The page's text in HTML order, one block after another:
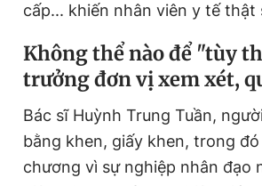
cấp... khiến nhân viên y tế thật
Không thể nào để "tùy
trưởng đơn vị xem xét,
Bác sĩ Huỳnh Trung Tuần,
bằng khen, giấy khen, trong
chương vì sự nghiệp nhân đạo